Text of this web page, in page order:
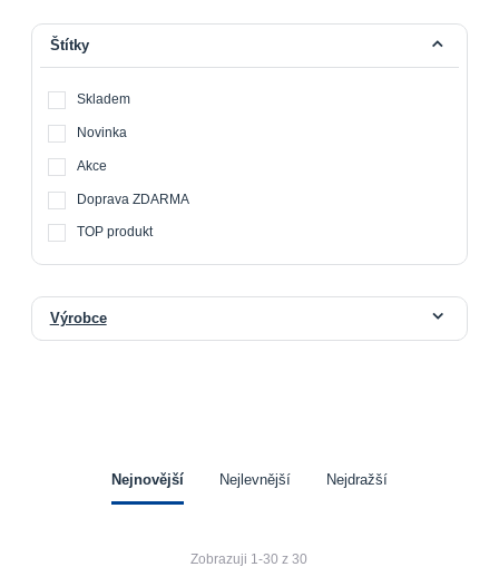
Štítky
Skladem
Novinka
Akce
Doprava ZDARMA
TOP produkt
Výrobce
Nejnovější Nejlevnější Nejdražší
Zobrazuji 1-30 z 30